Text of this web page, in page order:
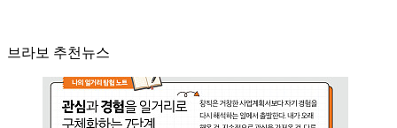
브라보 추천뉴스